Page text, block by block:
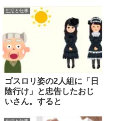
生活と仕事
ゴスロリ姿の2人組に「日
陰行け」と忠告したおじ
いさん。すると